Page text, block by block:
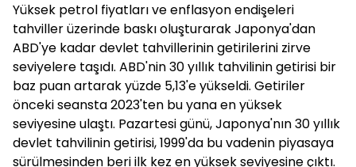
Yüksek petrol fiyatları ve enflasyon endişeleri
tahviller üzerinde baskı oluşturarak Japonya'dan
ABD'ye kadar devlet tahvillerinin getirilerini zirve
seviyelere taşıdı. ABD'nin 30 yıllık tahvilinin getirisi bir
baz puan artarak yüzde 5,13'e yükseldi. Getiriler
önceki seansta 2023'ten bu yana en yüksek
seviyesine ulaştı. Pazartesi günü, Japonya'nın 30 yıllık
devlet tahvilinin getirisi, 1999'da bu vadenin piyasaya
sürülmesinden beri ilk kez en yüksek seviyesine çıktı.